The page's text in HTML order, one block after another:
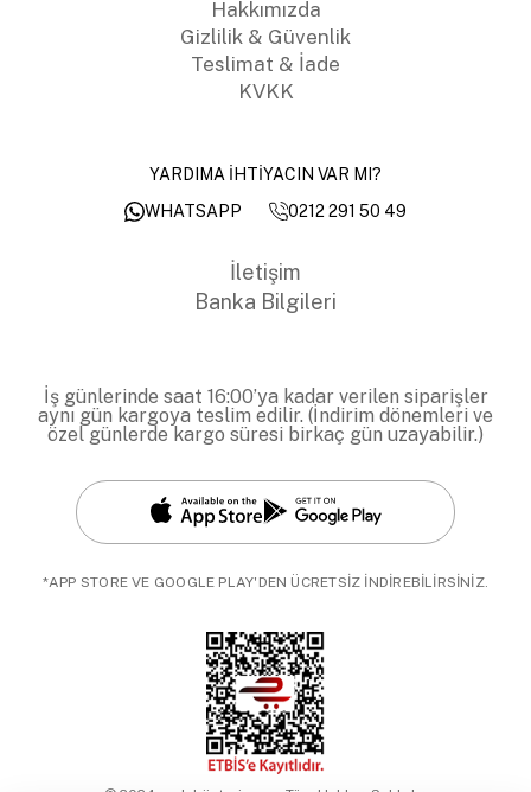
Hakkımızda
Gizlilik & Güvenlik
Teslimat & İade
KVKK
YARDIMA İHTİYACIN VAR MI?
WHATSAPP
0212 291 50 49
İletişim
Banka Bilgileri
İş günlerinde saat 16:00’ya kadar verilen siparişler
aynı gün kargoya teslim edilir. (İndirim dönemleri ve
özel günlerde kargo süresi birkaç gün uzayabilir.)
*APP STORE VE GOOGLE PLAY'DEN ÜCRETSİZ İNDİREBİLİRSİNİZ.